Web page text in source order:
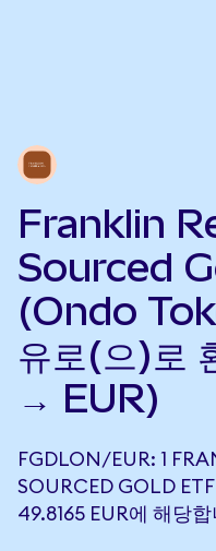
Franklin
Sourced
(Ondo
유로(으)로
→ EUR)
FGDLON/EUR: 1
SOURCED GOLD
49.8165 EUR에 해당